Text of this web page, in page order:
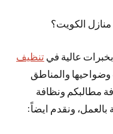
الكويت؟
عالية في تنظيف
والمناطق
مطالبكم ونظافة
ونقدم ايضاً: